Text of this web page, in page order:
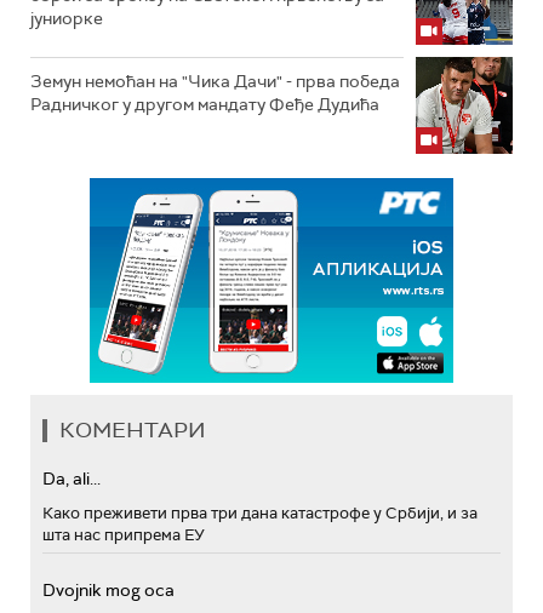
јуниорке
Земун немоћан на "Чика Дачи" - прва победа
Радничког у другом мандату Феђе Дудића
КОМЕНТАРИ
Da, ali...
Како преживети прва три дана катастрофе у Србији, и за
шта нас припрема ЕУ
Dvojnik mog oca